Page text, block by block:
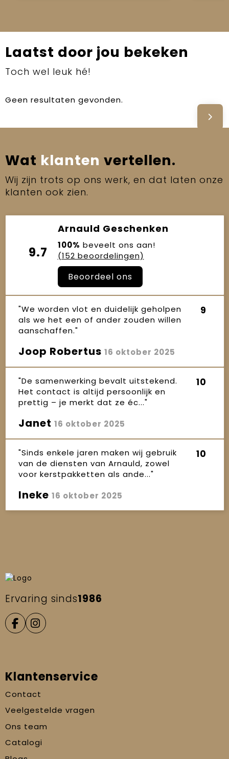
Laatst door jou bekeken
Toch wel leuk hé!
Geen resultaten gevonden.
Wat klanten vertellen.
Wij zijn trots op ons werk, en dat laten onze
klanten ook zien.
9.7
Arnauld Geschenken
100% beveelt ons aan!
(152 beoordelingen)
Beoordeel ons
"We worden vlot en duidelijk geholpen
als we het een of ander zouden willen
aanschaffen."
9
Joop Robertus 16 oktober 2025
"De samenwerking bevalt uitstekend.
Het contact is altijd persoonlijk en
prettig – je merkt dat ze éc..."
10
Janet 16 oktober 2025
"Sinds enkele jaren maken wij gebruik
van de diensten van Arnauld, zowel
voor kerstpakketten als ande..."
10
Ineke 16 oktober 2025
Ervaring sinds1986
Klantenservice
Contact
Veelgestelde vragen
Ons team
Catalogi